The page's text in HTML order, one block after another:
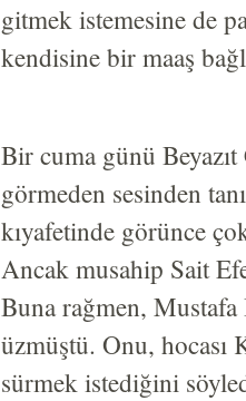
gitmek istemesine de
kendisine bir maaş
Bir cuma günü
görmeden sesinden
kıyafetinde görünce
Ancak musahip Sait
Buna rağmen, Mustafa
üzmüştü. Onu, hocası
sürmek istediğini